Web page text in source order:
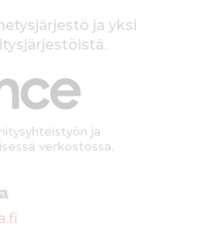
ja yksi
ja
verkostossa.